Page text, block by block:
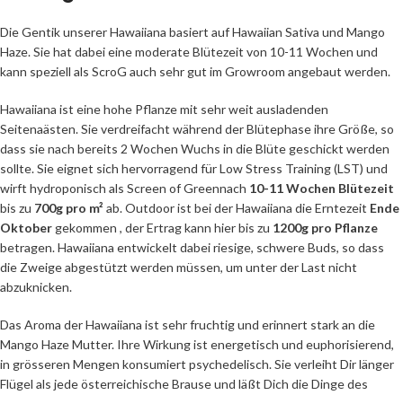
Die Gentik unserer Hawaiiana basiert auf Hawaiian Sativa und Mango
Haze. Sie hat dabei eine moderate Blütezeit von 10-11 Wochen und
kann speziell als ScroG auch sehr gut im Growroom angebaut werden.
Hawaiiana ist eine hohe Pflanze mit sehr weit ausladenden
Seitenaästen. Sie verdreifacht während der Blütephase ihre Größe, so
dass sie nach bereits 2 Wochen Wuchs in die Blüte geschickt werden
sollte. Sie eignet sich hervorragend für Low Stress Training (LST) und
wirft hydroponisch als Screen of Greennach 10-11 Wochen Blütezeit
bis zu 700g pro m² ab. Outdoor ist bei der Hawaiiana die Erntezeit Ende
Oktober gekommen , der Ertrag kann hier bis zu 1200g pro Pflanze
betragen. Hawaiiana entwickelt dabei riesige, schwere Buds, so dass
die Zweige abgestützt werden müssen, um unter der Last nicht
abzuknicken.
Das Aroma der Hawaiiana ist sehr fruchtig und erinnert stark an die
Mango Haze Mutter. Ihre Wirkung ist energetisch und euphorisierend,
in grösseren Mengen konsumiert psychedelisch. Sie verleiht Dir länger
Flügel als jede österreichische Brause und läßt Dich die Dinge des